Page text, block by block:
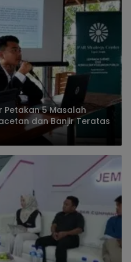
Petakan 5 Masalah
dan Banjir Teratas